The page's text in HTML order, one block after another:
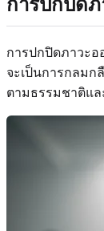
การปกปิดภ
การปกปิดภาวะอ
จะเป็นการกลมก
ตามธรรมชาติแ